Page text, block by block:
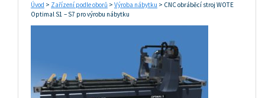
Úvod > Zařízení podle oborů > Výroba nábytku > CNC obráběcí stroj WOTE
Optimal S1 – S7 pro výrobu nábytku